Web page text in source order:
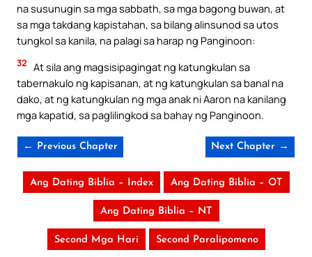
na susunugin sa mga sabbath, sa mga bagong buwan, at
sa mga takdang kapistahan, sa bilang alinsunod sa utos
tungkol sa kanila, na palagi sa harap ng Panginoon:
32 At sila ang magsisipagingat ng katungkulan sa
tabernakulo ng kapisanan, at ng katungkulan sa banal na
dako, at ng katungkulan ng mga anak ni Aaron na kanilang
mga kapatid, sa paglilingkod sa bahay ng Panginoon.
← Previous Chapter Next Chapter →
Ang Dating Biblia – Index Ang Dating Biblia – OT
Ang Dating Biblia – NT
Second Mga Hari Second Paralipomeno